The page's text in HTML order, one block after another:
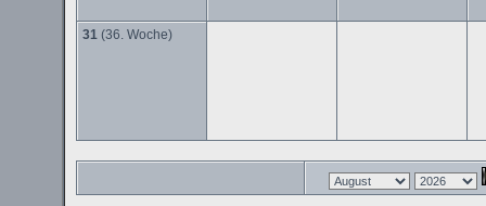
31(36. Woche)